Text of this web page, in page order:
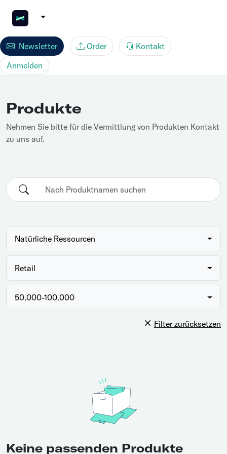
Newsletter Order
Kontakt
Anmelden
Produkte
Nehmen Sie bitte für die Vermittlung von Produkten Kontakt
zu uns auf.
Natürliche Ressourcen
Retail
50.000-100.000
Filter zurücksetzen
Keine passenden Produkte